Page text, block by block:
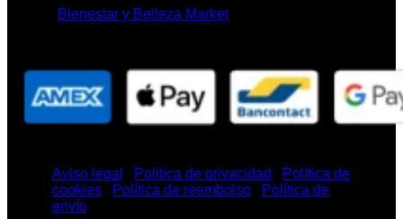
Bienestar y Belleza Market
Aviso legal Política de privacidad
Política de
cookies
Política de reembolso
Política de
envío